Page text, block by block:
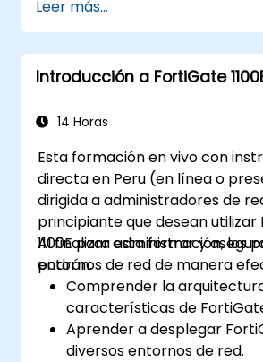
Aplicar estrategias de
preventivo y solucionar
red.
Leer más...
Introducción a FortiGate
14 Horas
Esta formación en vivo con
directa en Peru (en línea o
dirigida a administradores de
principiante que desean utilizar
1100E para administrar y
entornos de red de manera
Al finalizar esta formación, los
podrán:
Comprender la
características de FortiGate
Aprender a desplegar
diversos entornos de red.